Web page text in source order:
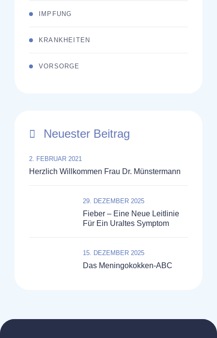
IMPFUNG
KRANKHEITEN
VORSORGE
Neuester Beitrag
Herzlich Willkommen Frau Dr. Münstermann
2. FEBRUAR 2021
Fieber – Eine Neue Leitlinie
Für Ein Uraltes Symptom
29. DEZEMBER 2025
Das Meningokokken-ABC
15. DEZEMBER 2025